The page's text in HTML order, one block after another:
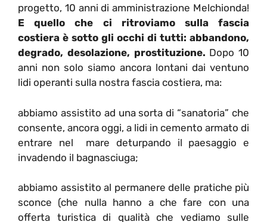
progetto, 10 anni di amministrazione Melchionda!
E quello che ci ritroviamo sulla fascia
costiera è sotto gli occhi di tutti: abbandono,
degrado, desolazione, prostituzione. Dopo 10
anni non solo siamo ancora lontani dai ventuno
lidi operanti sulla nostra fascia costiera, ma:
abbiamo assistito ad una sorta di “sanatoria” che
consente, ancora oggi, a lidi in cemento armato di
entrare nel mare deturpando il paesaggio e
invadendo il bagnasciuga;
abbiamo assistito al permanere delle pratiche più
sconce (che nulla hanno a che fare con una
offerta turistica di qualità che vediamo sulle